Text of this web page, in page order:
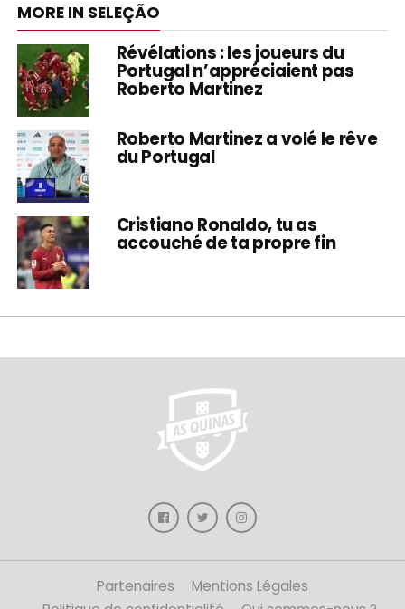
MORE IN SELEÇÃO
Révélations : les joueurs du
Portugal n’appréciaient pas
Roberto Martinez
Roberto Martinez a volé le rêve
du Portugal
Cristiano Ronaldo, tu as
accouché de ta propre fin
Partenaires
Mentions Légales